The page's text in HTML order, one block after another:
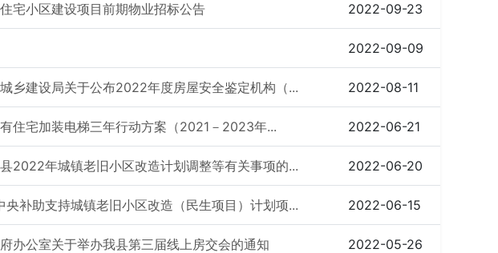
宅小区建设项目前期物业招标公告 2022-09-23
2022-09-09
乡建设局关于公布2022年度房屋安全鉴定机构（... 2022-08-11
住宅加装电梯三年行动方案（2021－2023年... 2022-06-21
2022年城镇老旧小区改造计划调整等有关事项的... 2022-06-20
补助支持城镇老旧小区改造（民生项目）计划项... 2022-06-15
办公室关于举办我县第三届线上房交会的通知 2022-05-26